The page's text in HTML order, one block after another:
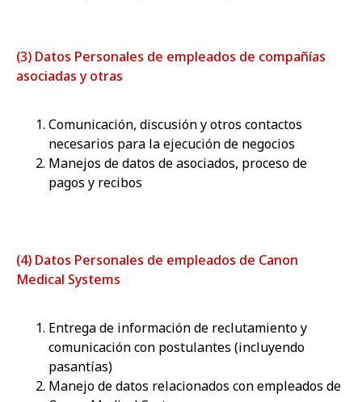
(3) Datos Personales de empleados de compañías
asociadas y otras
Comunicación, discusión y otros contactos
necesarios para la ejecución de negocios
Manejos de datos de asociados, proceso de
pagos y recibos
(4) Datos Personales de empleados de Canon
Medical Systems
Entrega de información de reclutamiento y
comunicación con postulantes (incluyendo
pasantías)
Manejo de datos relacionados con empleados de